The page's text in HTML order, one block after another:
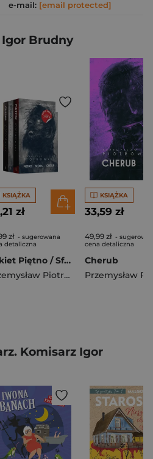
e-mail: [email protected]
Brudny
KSIĄŻKA
zł
zł - sugerowana
detaliczna
Pakiet Piętno / Sfora / Cherub. Komisarz Igor Brudny. Tomy 1-3
Przemysław Piotrowski
KSIĄŻKA
33,59 zł
49,99 zł -
cena detaliczna
Cherub
Komisarz Igor